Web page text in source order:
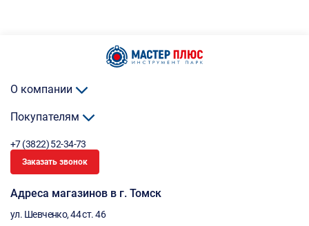
О компании
Покупателям
+7 (3822) 52-34-73
Заказать звонок
Адреса магазинов в г. Томск
ул. Шевченко, 44 ст. 46